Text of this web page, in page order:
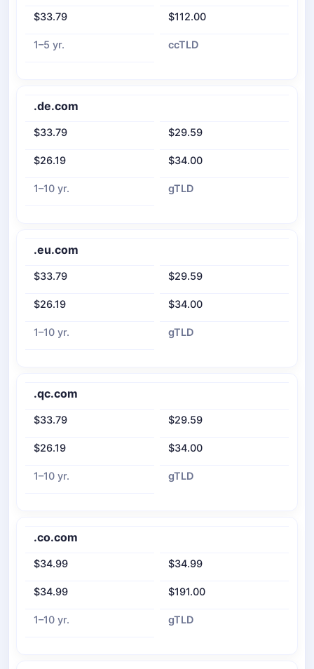
$33.79 $112.00
1–5 yr. ccTLD
.de.com
$33.79 $29.59
$26.19 $34.00
1–10 yr. gTLD
.eu.com
$33.79 $29.59
$26.19 $34.00
1–10 yr. gTLD
.qc.com
$33.79 $29.59
$26.19 $34.00
1–10 yr. gTLD
.co.com
$34.99 $34.99
$34.99 $191.00
1–10 yr. gTLD